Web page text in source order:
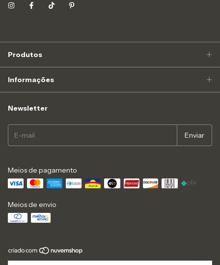
Produtos
Informações
Newsletter
Meios de pagamento
Meios de envio
Copyright Arts Viking - 16646136000103 - 2026. Todos os direitos